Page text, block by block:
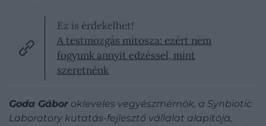
Ez is érdekelhet!
A testmozgás mítosza: ezért nem
fogyunk annyit edzéssel, mint
szeretnénk
Goda Gábor okleveles vegyészmérnök, a Synbiotic
Laboratory kutatás-fejlesztő vállalat alapítója,